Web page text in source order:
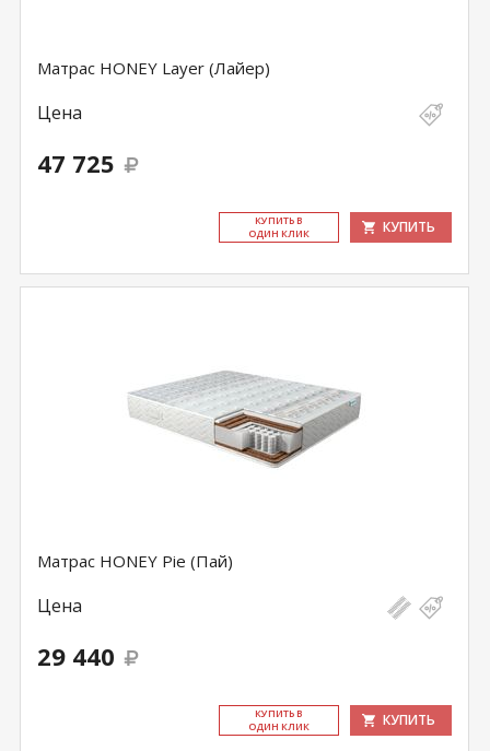
Матрас HONEY Layer (Лайер)
Цена
47 725
КУ­ПИТЬ В
ОДИН КЛИК
КУПИТЬ
Матрас HONEY Pie (Пай)
Цена
29 440
КУ­ПИТЬ В
ОДИН КЛИК
КУПИТЬ